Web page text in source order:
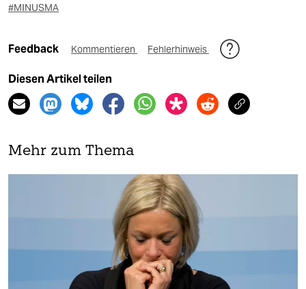
#MINUSMA
Feedback Kommentieren Fehlerhinweis
Diesen Artikel teilen
Mehr zum Thema